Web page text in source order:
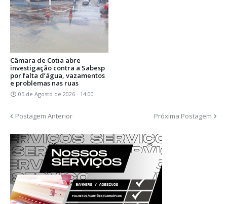
Câmara de Cotia abre
investigação contra a Sabesp
por falta d’água, vazamentos
e problemas nas ruas
05 de Agosto de 2026 - 14:00
Postagem Anterior Próxima Postagem